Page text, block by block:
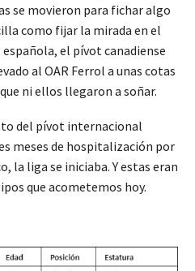
se movieron para fichar algo
como fijar la mirada en el
el pívot canadiense
al OAR Ferrol a unas cotas
ni ellos llegaron a soñar.
del pívot internacional
meses de hospitalización por
la liga se iniciaba. Y estas eran
que acometemos hoy.